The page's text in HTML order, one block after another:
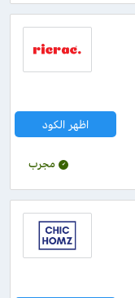
اظهر الكود
مجرب